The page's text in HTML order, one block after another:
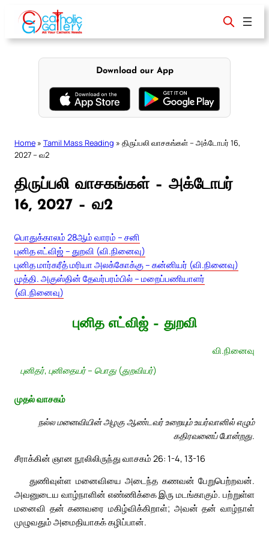
content
Download our App
Home » Tamil Mass Reading » திருப்பலி வாசகங்கள் – அக்டோபர் 16,
2027 – வ2
திருப்பலி வாசகங்கள் – அக்டோபர்
16, 2027 – வ2
பொதுக்காலம் 28ஆம் வாரம் – சனி
புனித எட்விஜ் – துறவி (வி.நினைவு)
புனித மார்கரீத் மரியா அலக்கோக்கு – கன்னியர் (வி.நினைவு)
முத்தி. அகுஸ்தின் தேவர்பரம்பில் – மறைப்பணியாளர்
(வி.நினைவு)
புனித எட்விஜ் – துறவி
வி.நினைவு
புனிதர், புனிதையர் – பொது (துறவியர்)
முதல் வாசகம்
நல்ல மனைவியின் அழகு ஆண்டவர் உறையும் உயர்வானில் எழும்
கதிரவனைப் போன்றது.
சீராக்கின் ஞான நூலிலிருந்து வாசகம் 26: 1-4, 13-16
துணிவுள்ள மனைவியை அடைந்த கணவன் பேறுபெற்றவன்.
அவனுடைய வாழ்நாளின் எண்ணிக்கை இரு மடங்காகும். பற்றுள்ள
மனைவி தன் கணவரை மகிழ்விக்கிறாள்; அவன் தன் வாழ்நாள்
முழுவதும் அமைதியாகக் கழிப்பான்.